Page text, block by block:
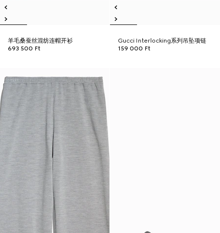
羊毛桑蚕丝混纺连帽开衫
693 500 Ft
Gucci Interlocking系列吊坠项链
159 000 Ft